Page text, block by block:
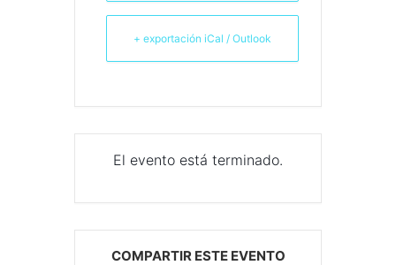
+ exportación iCal / Outlook
El evento está terminado.
COMPARTIR ESTE EVENTO